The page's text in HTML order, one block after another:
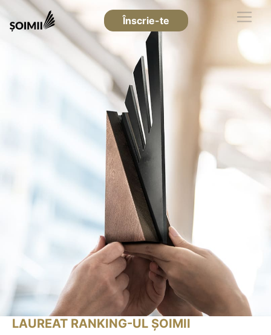
Înscrie-te
LAUREAT RANKING-UL ȘOIMII